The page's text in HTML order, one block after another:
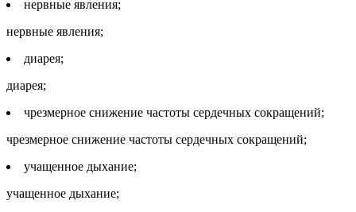
нервные явления;
нервные явления;
диарея;
диарея;
чрезмерное снижение частоты сердечных сокращений;
чрезмерное снижение частоты сердечных сокращений;
учащенное дыхание;
учащенное дыхание;